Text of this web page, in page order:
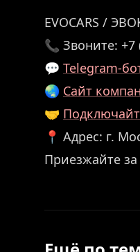
EVOCARS /
📞 Звоните: +7
💬 Telegram-
🌏 Сайт
🤝
📍 Адрес: г.
Приезжайте